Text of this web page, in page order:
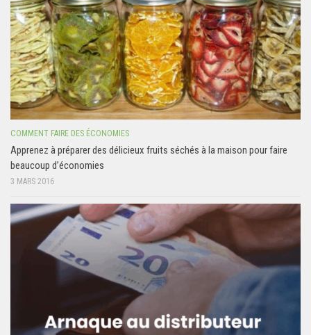
COMMENT FAIRE DES ÉCONOMIES
Apprenez à préparer des délicieux fruits séchés à la maison pour faire
beaucoup d’économies
3 MARS 2016